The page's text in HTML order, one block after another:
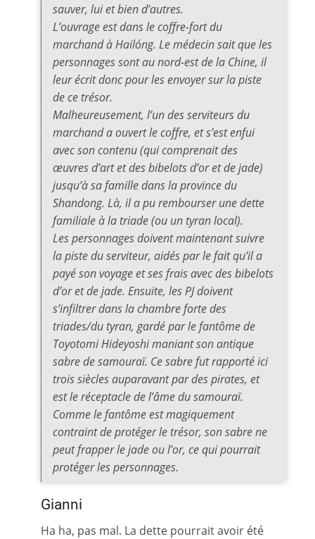
sauver, lui et bien d’autres.
L’ouvrage est dans le coffre-fort du
marchand à Hailóng. Le médecin sait que les
personnages sont au nord-est de la Chine, il
leur écrit donc pour les envoyer sur la piste
de ce trésor.
Malheureusement, l’un des serviteurs du
marchand a ouvert le coffre, et s’est enfui
avec son contenu (qui comprenait des
œuvres d’art et des bibelots d’or et de jade)
jusqu’à sa famille dans la province du
Shandong. Là, il a pu rembourser une dette
familiale à la triade (ou un tyran local).
Les personnages doivent maintenant suivre
la piste du serviteur, aidés par le fait qu’il a
payé son voyage et ses frais avec des bibelots
d’or et de jade. Ensuite, les PJ doivent
s’infiltrer dans la chambre forte des
triades/du tyran, gardé par le fantôme de
Toyotomi Hideyoshi maniant son antique
sabre de samouraï. Ce sabre fut rapporté ici
trois siècles auparavant par des pirates, et
est le réceptacle de l’âme du samouraï.
Comme le fantôme est magiquement
contraint de protéger le trésor, son sabre ne
peut frapper le jade ou l’or, ce qui pourrait
protéger les personnages.
Gianni
Ha ha, pas mal. La dette pourrait avoir été